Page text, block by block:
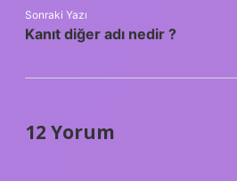
Sonraki Yazı
Kanıt diğer adı nedir ?
12 Yorum